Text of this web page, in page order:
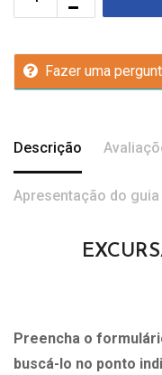
Fazer uma
Descrição
Apresentação do guia
Preencha o
buscá-lo no ponto